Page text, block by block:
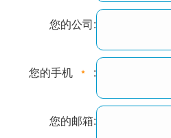
您的公司:
您的手机 :
您的邮箱: